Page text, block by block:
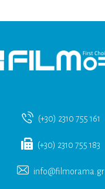
(+30) 2310 755 161
(+30) 2310 755 183
info@filmorama.gr